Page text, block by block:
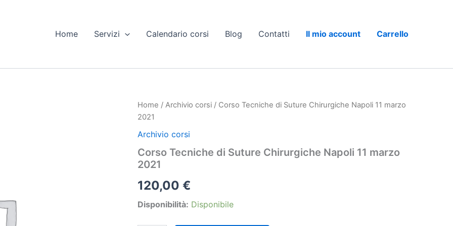
Home Servizi Calendario corsi Blog Contatti Il mio account Carrello
Home / Archivio corsi / Corso Tecniche di Suture Chirurgiche Napoli 11 marzo
2021
Archivio corsi
Corso Tecniche di Suture Chirurgiche Napoli 11 marzo
2021
120,00 €
Disponibilità: Disponibile